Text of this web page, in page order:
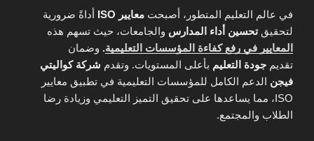
في عالم التعليم المتطور، أصبحت معايير ISO
أداةً ضرورية
لتحقيقتحسين أداء المدارس والجامعات، حيث تسهم هذه
المعايير في رفع كفاءة المؤسسات التعليمية. وضمان
تقديم جودة التعليم بأعلى المستويات. وتقدم شركة كواليتي
فيجن الدعم الكامل للمؤسسات التعليمية في تطبيق معايير
ISO، مما يساعدها على تحقيق التميز التعليمي وزيادة رضا
الطلاب والمجتمع.